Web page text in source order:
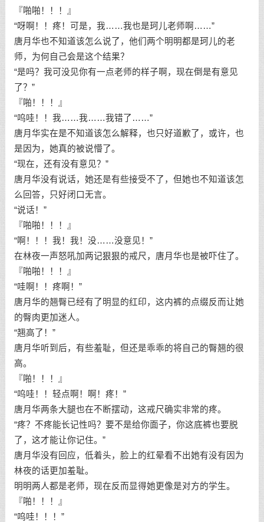
『啪啪！！！』
“呀啊！！疼！可是，我……我也是珂儿老师啊……”
唐月华也不知道该怎么说了，他们两个明明都是珂儿的老
师，为何自己会是这个结果？
“是吗？我可没见你有一点老师的样子啊，现在倒是有意见
了？”
『啪！！！』
“呜哇！！我……我……我错了……”
唐月华实在是不知道该怎么解释，也只好道歉了，或许，也
是因为，她真的被说懵了。
“现在，还有没有意见？”
唐月华没有说话，她还是有些接受不了，但她也不知道该怎
么回答，只好闭口无言。
“说话！”
『啪啪！！！』
“啊！！！我！我！没……没意见！”
在林夜一声怒吼加两记狠狠的戒尺，唐月华也是被吓住了。
『啪啪！！！』
“哇啊！！疼啊！”
唐月华的翘臀已经有了明显的红印，这内裤的点缀反而让她
的臀肉更加迷人。
“翘高了！”
唐月华听到后，有些羞耻，但还是乖乖的将自己的臀翘的很
高。
『啪！！！』
“呜哇！！轻点啊！啊！疼！”
唐月华两条大腿也在不断摆动，这戒尺确实非常的疼。
“疼？不疼能长记性吗？要不是给你面子，你这底裤也要脱
了，这才能让你记住。”
唐月华没有回应，低着头，脸上的红晕看不出她有没有因为
林夜的话更加羞耻。
明明两人都是老师，现在反而显得她更像是对方的学生。
『啪！！！』
“呜哇！！！”